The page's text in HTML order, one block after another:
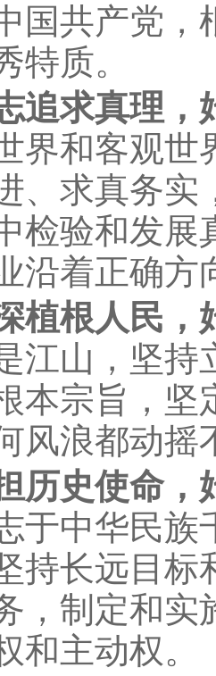
国共产党
特质。
求真理，
界和客观
、求真务
检验和发展
沿着正确方
根人民，
江山，坚
本宗旨，
风浪都动摇
史使命，
于中华民
持长远目标
，制定和实
和主动权。